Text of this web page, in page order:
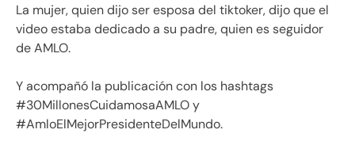
La mujer, quien dijo ser esposa del tiktoker, dijo que el
video estaba dedicado a su padre, quien es seguidor
de AMLO.
Y acompañó la publicación con los hashtags
#30MillonesCuidamosaAMLO y
#AmloElMejorPresidenteDelMundo.